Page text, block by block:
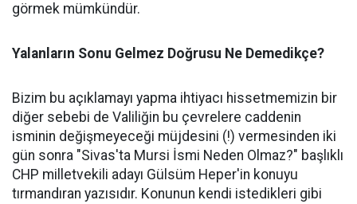
görmek mümkündür.
Yalanların Sonu Gelmez Doğrusu Ne Demedikçe?
Bizim bu açıklamayı yapma ihtiyacı hissetmemizin bir
diğer sebebi de Valiliğin bu çevrelere caddenin
isminin değişmeyeceği müjdesini (!) vermesinden iki
gün sonra "Sivas'ta Mursi İsmi Neden Olmaz?" başlıklı
CHP milletvekili adayı Gülsüm Heper'in konuyu
tırmandıran yazısıdır. Konunun kendi istedikleri gibi